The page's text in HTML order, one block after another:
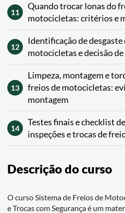
11
Quando trocar lonas do
motocicletas: critérios e
12
Identificação de
motocicletas e decisão
13
Limpeza, montagem e
freios de motocicletas:
montagem
14
Testes finais e checklist
inspeções e trocas de
Descrição do curso
O curso Sistema de Freios de
e Trocas com Segurança é um